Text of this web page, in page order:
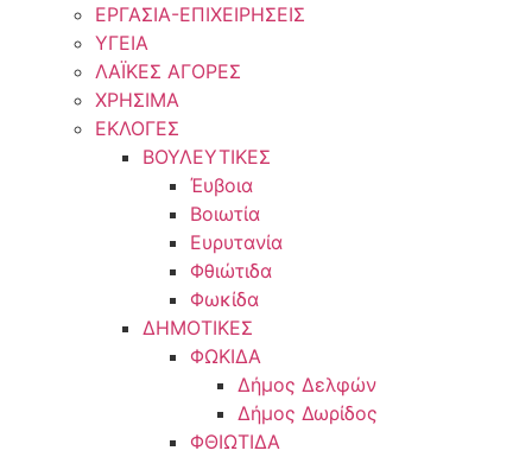
ΕΡΓΑΣΙΑ-ΕΠΙΧΕΙΡΗΣΕΙΣ
ΥΓΕΙΑ
ΛΑΪΚΕΣ ΑΓΟΡΕΣ
ΧΡΗΣΙΜΑ
ΕΚΛΟΓΕΣ
ΒΟΥΛΕΥΤΙΚΕΣ
Έυβοια
Βοιωτία
Ευρυτανία
Φθιώτιδα
Φωκίδα
ΔΗΜΟΤΙΚΕΣ
ΦΩΚΙΔΑ
Δήμος Δελφών
Δήμος Δωρίδος
ΦΘΙΩΤΙΔΑ